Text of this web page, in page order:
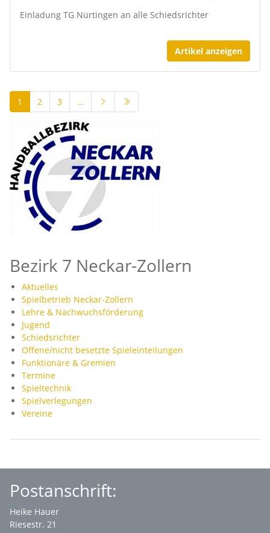
Einladung TG Nürtingen an alle Schiedsrichter
Artikel anzeigen
1 2 3 …
Bezirk 7 Neckar-Zollern
Aktuelles
Spielbetrieb Neckar-Zollern
Lehre & Nachwuchsförderung
Jugend
Schiedsrichter
Offene/nicht besetzte Spieleinteilungen
Funktionäre & Gremien
Termine
Spieltechnik
Spielverlegungen
Vereine
Postanschrift:
Heike Hauer
Riesestr. 21